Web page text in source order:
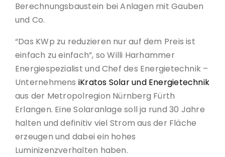
Berechnungsbaustein bei Anlagen mit Gauben
und Co.
“Das KWp zu reduzieren nur auf dem Preis ist
einfach zu einfach”, so Willi Harhammer
Energiespezialist und Chef des Energietechnik –
Unternehmens iKratos Solar und Energietechnik
aus der Metropolregion Nürnberg Fürth
Erlangen. Eine Solaranlage soll ja rund 30 Jahre
halten und definitiv viel Strom aus der Fläche
erzeugen und dabei ein hohes
Luminizenzverhalten haben.